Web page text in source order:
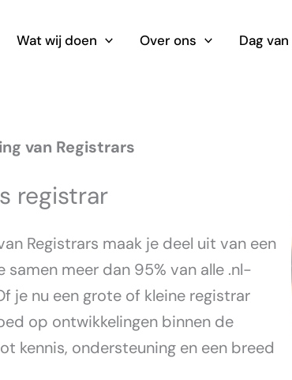
Wat wij doen Over ons Dag
van Registrars
registrar
Registrars maak je deel uit van een
meer dan 95% van alle .nl-
je nu een grote of kleine registrar
op ontwikkelingen binnen de
kennis, ondersteuning en een breed